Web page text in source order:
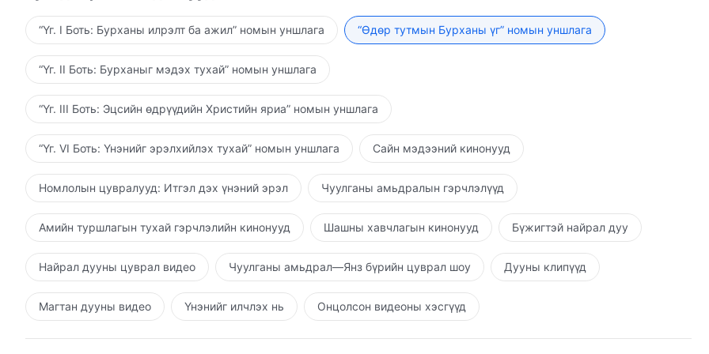
Тэр чамд зүүн зүг рүү яв гэж хэлбэл, чи баруун зүг рүү явж зүрхлэх үү? Эзлэн авна гэдэг нь иймэрхүү
байна гэсэн үг үү? (Үгүй.) Тэгвэл энэ нь юу вэ? (Энэ нь, хүн Бурханд юу байгаа, Тэр юу болохыг амьдран
харуулна гэсэн үг.) Сүүлчийн энэ үе шат хүртэл Бурхан хүнийг удирдсан энэ бүх жилүүдэд Түүний
хэлсэн бүх үгний хүнд үзүүлэх үр нөлөө ямар байсан бэ? Хүн Бурханд юу байгаа, Тэр юу болохыг
амьдран харуулах мѳн үү? “Бурхан хүний зүрх сэтгэлийг эзлэн авдаг” гэдгийн үгчилсэн утгыг харвал,
Бурхан хүний зүрх сэтгэлийг аваад үүнийг эзлэн авч, энд амьдарч, дахин гарч ирэхгүй юм шиг
санагддаг; Тэр үүн дотор амьдарч, хүний зүрх сэтгэлийг хүссэнээрээ ноёлж, зохицуулахын тулд хүний
зүрх сэтгэлийн эзэн болдог, ингэснээр хүн Бурханы хэлсэн зүг рүү явах ёстой болно. Ийм утга учрын
түвшинд бол, хүн бүхэн Бурхан болсон мэт, Бурханы мөн чанарыг эзэмшсэн мэт, Бурханы зан чанарыг
эзэмшсэн мэт харагдана. Тэгвэл энэ тохиолдолд, хүн бас Бурханы үйл хэргийг гүйцэтгэж чадах уу?
“Эзлэн авах” гэдгийг ингэж тайлбарлаж болох уу? (Үгүй.) Тэгвэл энэ нь юу вэ? Би та нараас үүнийг
асууя: Бурханы хүнд хангасан бүх үг болон үнэн нь Түүний мөн чанар болон Түүнд юу байгаа, Тэр юу
болохын илэрхийлэл мөн үү? (Тийм.) Энэ бол гарцаагүй. Гэхдээ Бурханы хүнд хангадаг бүх үг нь Бурхан
Өөрөө хэрэгжүүлж, Өөрөө эзэмшихийн тулд байдаг уу? Хэсэг зуур энэ талаар бодоод үз. Бурхан хүнийг
шүүх үедээ юунаас болж үүнийг хийдэг вэ? Эдгээр үг хаанаас гардаг вэ? Хүнийг шүүх үедээ Бурханы
хэлдэг эдгээр үгийн агуулга юу вэ? Тэдгээр нь юун дээр үндэслэдэг вэ? Тэдгээр нь хүний ялзарсан зан
чанар дээр үндэслэдэг үү? (Тийм.) Иймээс хүнийг шүүх Бурханы шүүлтийн хүрэх үр нөлөө нь Бурханы
“Үг. I Боть: Бурханы илрэлт ба ажил” номын уншлага “Өдөр тутмын Бурханы үг” номын уншлага
“Үг. II Боть: Бурханыг мэдэх тухай” номын уншлага
“Үг. III Боть: Эцсийн өдрүүдийн Христийн яриа” номын уншлага
“Үг. VI Боть: Үнэнийг эрэлхийлэх тухай” номын уншлага Сайн мэдээний кинонууд
Номлолын цувралууд: Итгэл дэх үнэний эрэл Чуулганы амьдралын гэрчлэлүүд
Амийн туршлагын тухай гэрчлэлийн кинонууд Шашны хавчлагын кинонууд Бүжигтэй найрал дуу
Найрал дууны цуврал видео Чуулганы амьдрал—Янз бүрийн цуврал шоу Дууны клипүүд
Магтан дууны видео Үнэнийг илчлэх нь Онцолсон видеоны хэсгүүд